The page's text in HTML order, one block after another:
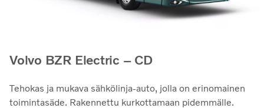
Volvo BZR Electric – CD
Tehokas ja mukava sähkölinja-auto, jolla on erinomainen
toimintasäde. Rakennettu kurkottamaan pidemmälle.